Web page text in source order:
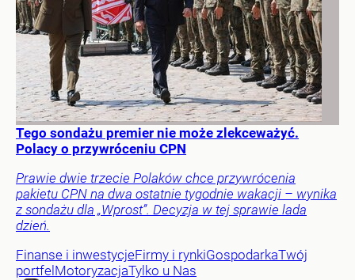
Tego sondażu premier nie może zlekceważyć.
Polacy o przywróceniu CPN
Prawie dwie trzecie Polaków chce przywrócenia
pakietu CPN na dwa ostatnie tygodnie wakacji – wynika
z sondażu dla „Wprost”. Decyzja w tej sprawie lada
dzień.
Finanse i inwestycjeFirmy i rynkiGospodarkaTwój
portfel MotoryzacjaTylko u Nas